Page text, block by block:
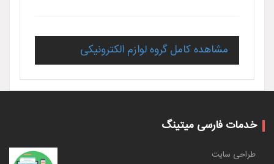
مشاهده کامل گروه لوازم الکترونیکی
خدمات فارسی میتینگ
طراحی سایت